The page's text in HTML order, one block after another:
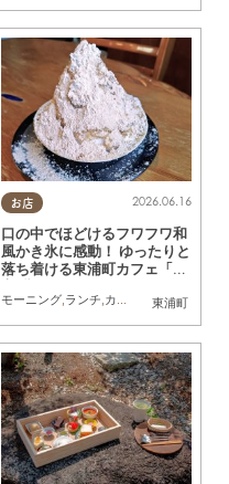
カップル,おひとりさま
お店
東浦町
2026.06.16
口の中でほどけるフワフワ和
風かき氷に感動！ ゆったりと
落ち着ける東浦町カフェ「茶
ってみた
モーニング,ランチ,カフェ スイーツ